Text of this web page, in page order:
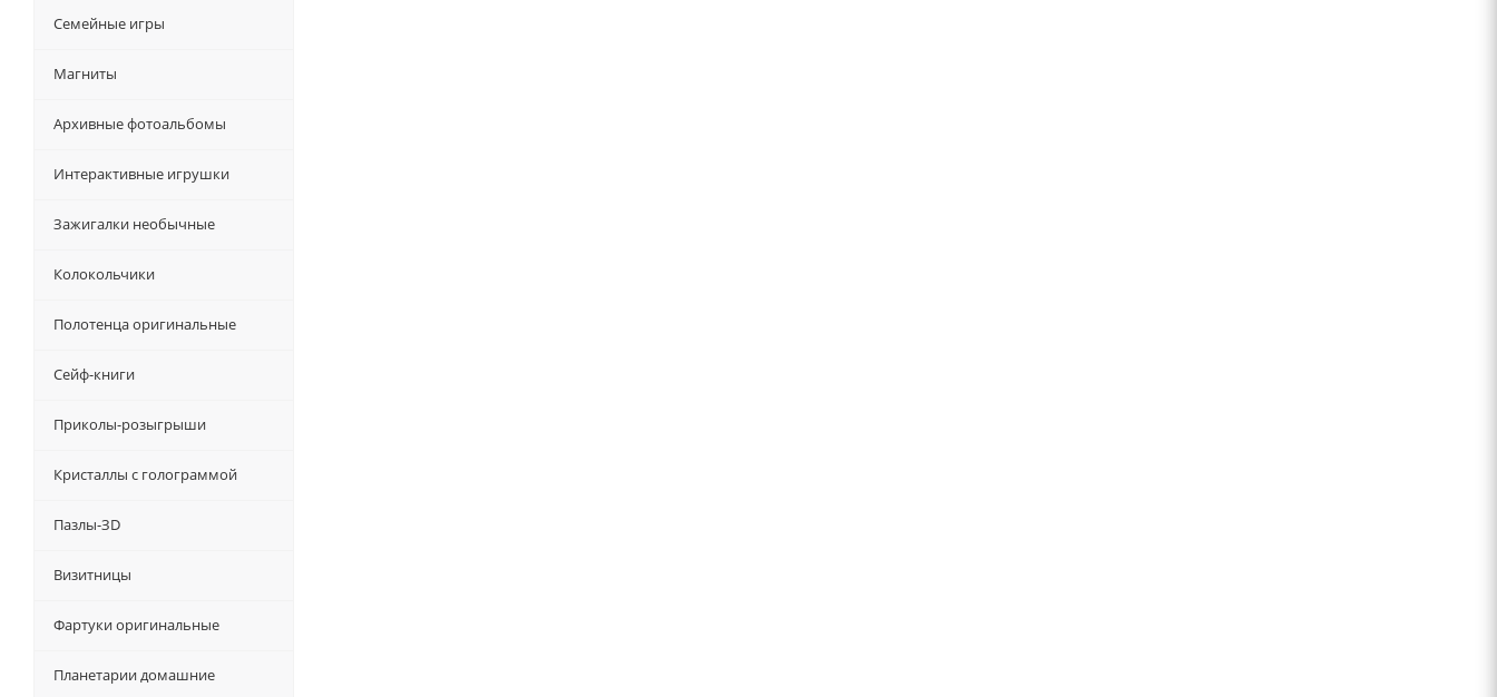
Семейные игры
Магниты
Архивные фотоальбомы
Интерактивные игрушки
Зажигалки необычные
Колокольчики
Полотенца оригинальные
Сейф-книги
Приколы-розыгрыши
Кристаллы с голограммой
Пазлы-ЗD
Визитницы
Фартуки оригинальные
Планетарии домашние